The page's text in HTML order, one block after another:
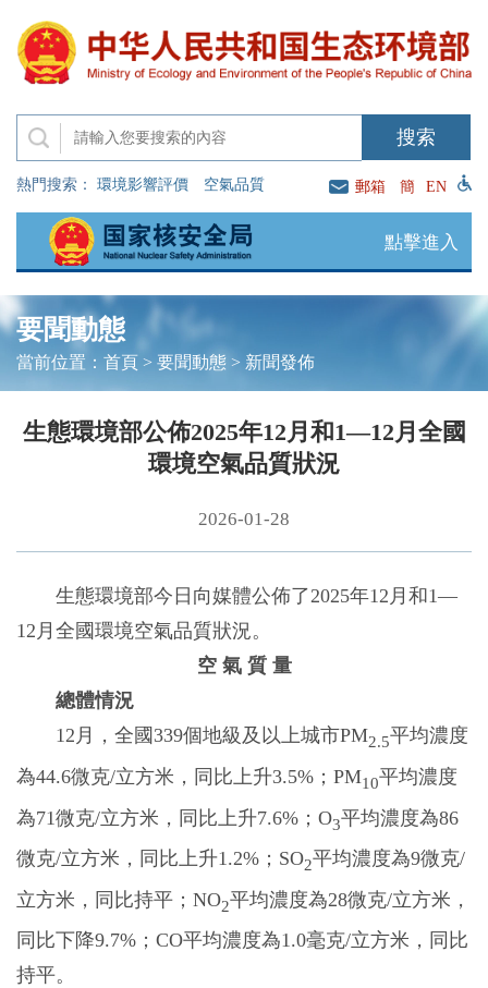
熱門搜索： 環境影響評價 空氣品質 郵箱 簡 EN
點擊進入
要聞動態
當前位置： 首頁> 要聞動態> 新聞發佈
生態環境部公佈2025年12月和1—12月全國
環境空氣品質狀況
2026-01-28
生態環境部今日向媒體公佈了2025年12月和1—
12月全國環境空氣品質狀況。
空 氣 質 量
總體情況
12月，全國339個地級及以上城市PM2.5平均濃度
為44.6微克/立方米，同比上升3.5%；PM10平均濃度
為71微克/立方米，同比上升7.6%；O3平均濃度為86
微克/立方米，同比上升1.2%；SO2平均濃度為9微克/
立方米，同比持平；NO2平均濃度為28微克/立方米，
同比下降9.7%；CO平均濃度為1.0毫克/立方米，同比
持平。